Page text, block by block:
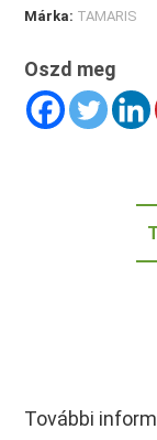
Márka: TAMARIS
Oszd meg
További